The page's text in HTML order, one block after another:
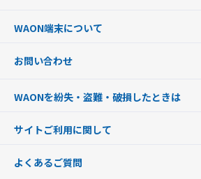
G.G WAON
WAONカード・WAONカードプラス
モバイルWAON
提携WAONカード
WAON端末について
WAONネットステーション
新型WAONステーション
WAONチャージャーmini
お問い合わせ
WAONを紛失・盗難・破損したときは
WAONカードの拾得について
サイトご利用に関して
企業情報
よくあるご質問